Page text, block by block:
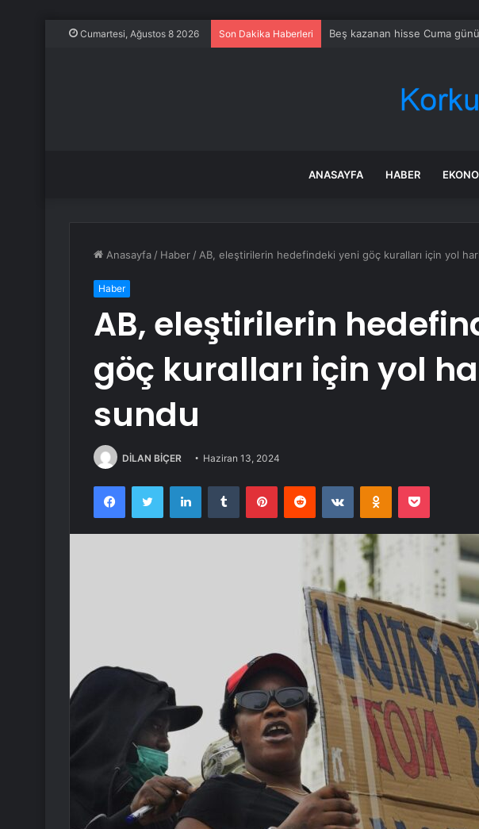
Cumartesi, Ağustos 8 2026 Son Dakika Haberleri Beş kazanan hisse Cuma
ANASAYFA HABER
Anasayfa / Haber / AB, eleştirilerin hedefindeki yeni göç kuralları için yol
Haber
AB, eleştirilerin
göç kuralları için yol
sundu
DİLAN BİÇER Haziran 13, 2024
FacebookTwitter LinkedInTumblr PinterestReddit VKontakteOdnoklassniki
Pocket